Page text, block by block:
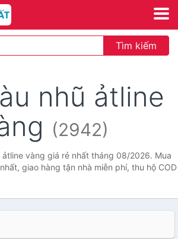
Tìm kiếm
nhũ ảtline
(2942)
vàng giá rẻ nhất tháng 08/2026. Mua
giao hàng tận nhà miễn phí, thu hộ COD